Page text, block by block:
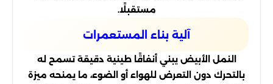
مستقبلًا.
آلية بناء المستعمرات
النمل الأبيض يبني أنفاقًا طينية دقيقة تسمح له
بالتحرك دون التعرض للهواء أو الضوء، ما يمنحه ميزة